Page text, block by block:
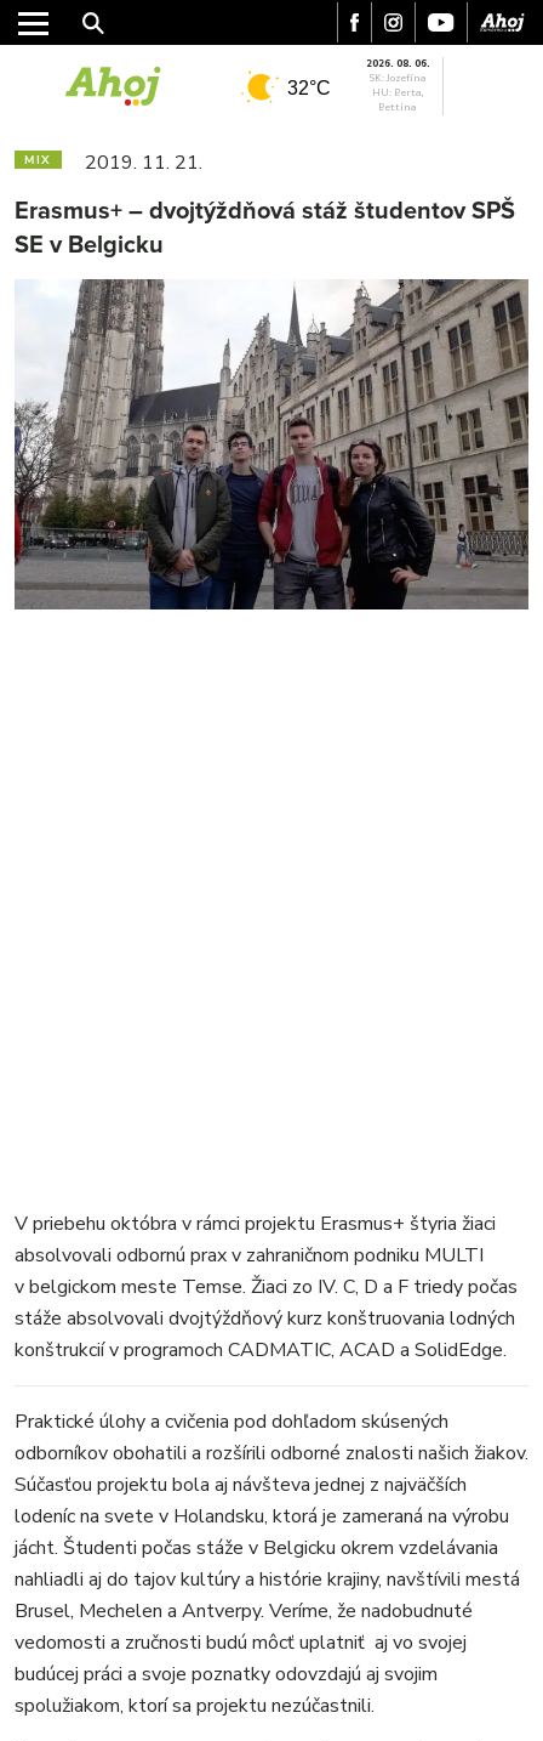
MESTO
REGIÓN
ŠPORT
KULTÚRA
32°C
2026. 08. 06.
SK: Jozefína
HU: Berta,
Bettina
MIX 2019. 11. 21.
Erasmus+ – dvojtýždňová stáž študentov SPŠ
SE v Belgicku
V priebehu októbra v rámci projektu Erasmus+ štyria žiaci
absolvovali odbornú prax v zahraničnom podniku MULTI
v belgickom meste Temse. Žiaci zo IV. C, D a F triedy počas
stáže absolvovali dvojtýždňový kurz konštruovania lodných
konštrukcií v programoch CADMATIC, ACAD a SolidEdge.
Praktické úlohy a cvičenia pod dohľadom skúsených
odborníkov obohatili a rozšírili odborné znalosti našich žiakov.
Súčasťou projektu bola aj návšteva jednej z najväčších
lodeníc na svete v Holandsku, ktorá je zameraná na výrobu
jácht. Študenti počas stáže v Belgicku okrem vzdelávania
nahliadli aj do tajov kultúry a histórie krajiny, navštívili mestá
Brusel, Mechelen a Antverpy. Veríme, že nadobudnuté
vedomosti a zručnosti budú môcť uplatniť aj vo svojej
budúcej práci a svoje poznatky odovzdajú aj svojim
spolužiakom, ktorí sa projektu nezúčastnili.